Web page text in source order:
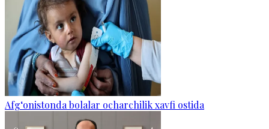
Afg‘onistonda bolalar ocharchilik xavfi ostida